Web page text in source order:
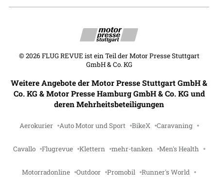
© 2026 FLUG REVUE ist ein Teil der Motor Presse Stuttgart
GmbH & Co. KG
Weitere Angebote der Motor Presse Stuttgart GmbH &
Co. KG & Motor Presse Hamburg GmbH & Co. KG und
deren Mehrheitsbeteiligungen
Aerokurier Auto Motor und Sport BikeX Caravaning
Cavallo Flugrevue Klettern mehr-tanken Men's Health
Motorradonline Outdoor Promobil Runner's World